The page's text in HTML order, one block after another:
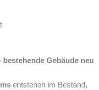
Gebäude neu
entstehen im Bestand,